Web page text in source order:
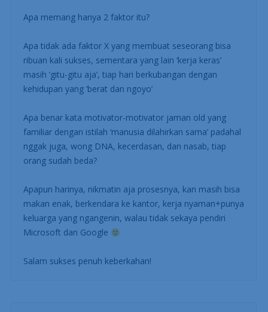
Apa memang hanya 2 faktor itu?
Apa tidak ada faktor X yang membuat seseorang bisa
ribuan kali sukses, sementara yang lain ‘kerja keras’
masih ‘gitu-gitu aja’, tiap hari berkubangan dengan
kehidupan yang ‘berat dan ngoyo’
Apa benar kata motivator-motivator jaman old yang
familiar dengan istilah ‘manusia dilahirkan sama’ padahal
nggak juga, wong DNA, kecerdasan, dan nasab, tiap
orang sudah beda?
Apapun harinya, nikmatin aja prosesnya, kan masih bisa
makan enak, berkendara ke kantor, kerja nyaman+punya
keluarga yang ngangenin, walau tidak sekaya pendiri
Microsoft dan Google
Salam sukses penuh keberkahan!